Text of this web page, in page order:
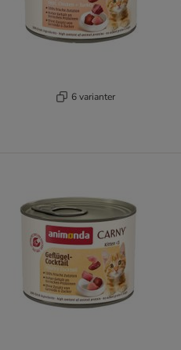
6 varianter